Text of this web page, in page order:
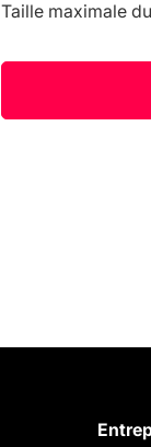
Taille maximale